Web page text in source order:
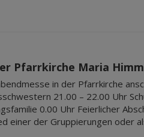
Pfarrkirche Maria
in der Pfarrkirche
21.00 – 22.00 Uhr
0.00 Uhr Feierlicher
einer der Gruppierungen oder